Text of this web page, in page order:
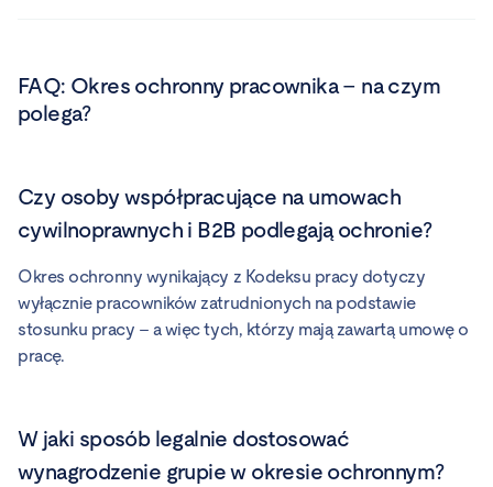
FAQ: Okres ochronny pracownika – na czym
polega?
Czy osoby współpracujące na umowach
cywilnoprawnych i B2B podlegają ochronie?
Okres ochronny wynikający z Kodeksu pracy dotyczy
wyłącznie pracowników zatrudnionych na podstawie
stosunku pracy – a więc tych, którzy mają zawartą umowę o
pracę.
W jaki sposób legalnie dostosować
wynagrodzenie grupie w okresie ochronnym?